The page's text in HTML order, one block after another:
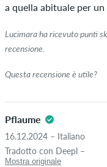
a quella abituale per
Lucimara ha ricevuto punti
recensione.
Questa recensione è utile?
Pflaume
16.12.2024 – Italiano
Tradotto con Deepl –
Mostra originale